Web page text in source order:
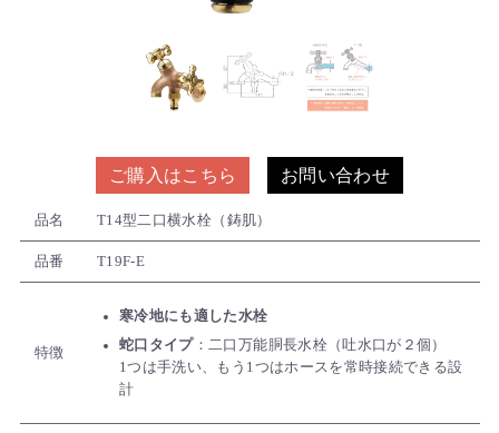
ご購入はこちら お問い合わせ
品名 T14型二口横水栓（鋳肌）
品番 T19F-E
特徴
寒冷地にも適した水栓
蛇口タイプ：二口万能胴長水栓（吐水口が２個）
1つは手洗い、もう1つはホースを常時接続できる設
計